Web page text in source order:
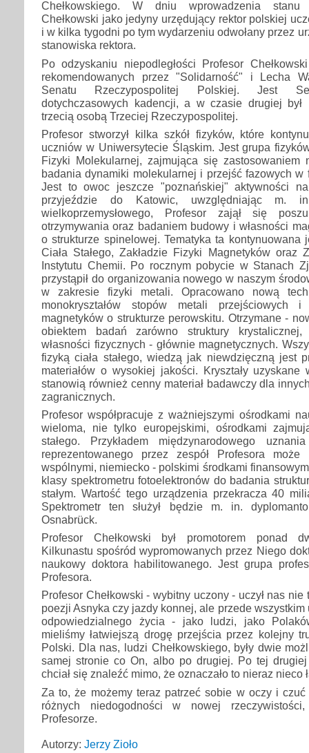
Chełkowskiego. W dniu wprowadzenia stanu
Chełkowski jako jedyny urzędujący rektor polskiej
i w kilka tygodni po tym wydarzeniu odwołany przez
stanowiska rektora.
Po odzyskaniu niepodległości Profesor
rekomendowanych przez "Solidarność" i Lecha
Senatu Rzeczypospolitej Polskiej. Jest
dotychczasowych kadencji, a w czasie drugiej był
trzecią osobą Trzeciej Rzeczypospolitej.
Profesor stworzył kilka szkół fizyków, które
uczniów w Uniwersytecie Śląskim. Jest grupa
Fizyki Molekularnej, zajmująca się zastosowaniem
badania dynamiki molekularnej i przejść fazowych w
Jest to owoc jeszcze "poznańskiej" aktywności
przyjeździe do Katowic, uwzględniając m.
wielkoprzemysłowego, Profesor zajął się
otrzymywania oraz badaniem budowy i własności
o strukturze spinelowej. Tematyka ta kontynuowana
Ciała Stałego, Zakładzie Fizyki Magnetyków oraz
Instytutu Chemii. Po rocznym pobycie w Stanach
przystąpił do organizowania nowego w naszym
w zakresie fizyki metali. Opracowano nową
monokryształów stopów metali przejściowych
magnetyków o strukturze perowskitu. Otrzymane -
obiektem badań zarówno struktury
własności fizycznych - głównie magnetycznych.
fizyką ciała stałego, wiedzą jak niewdzięczną jest
materiałów o wysokiej jakości. Kryształy uzyskane
stanowią również cenny materiał badawczy dla
zagranicznych.
Profesor współpracuje z ważniejszymi ośrodkami
wieloma, nie tylko europejskimi, ośrodkami
stałego. Przykładem międzynarodowego
reprezentowanego przez zespół Profesora
wspólnymi, niemiecko - polskimi środkami
klasy spektrometru fotoelektronów do badania
stałym. Wartość tego urządzenia przekracza 40
Spektrometr ten służył będzie m. in.
Osnabrück.
Profesor Chełkowski był promotorem ponad
Kilkunastu spośród wypromowanych przez Niego
naukowy doktora habilitowanego. Jest grupa
Profesora.
Profesor Chełkowski - wybitny uczony - uczył nas
poezji Asnyka czy jazdy konnej, ale przede wszystkim
odpowiedzialnego życia - jako ludzi, jako
mieliśmy łatwiejszą drogę przejścia przez kolejny
Polski. Dla nas, ludzi Chełkowskiego, były dwie
samej stronie co On, albo po drugiej. Po tej
chciał się znaleźć mimo, że oznaczało to nieraz nieco
Za to, że możemy teraz patrzeć sobie w oczy i
różnych niedogodności w nowej
Profesorze.
Autorzy: Jerzy Zioło